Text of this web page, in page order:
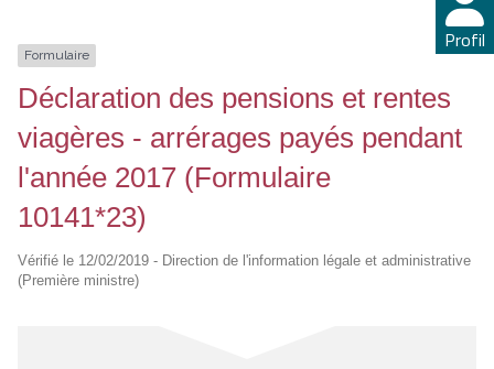
Profil
Formulaire
Déclaration des pensions et rentes
viagères - arrérages payés pendant
l'année 2017 (Formulaire
10141*23)
Vérifié le 12/02/2019 - Direction de l'information légale et administrative
(Première ministre)